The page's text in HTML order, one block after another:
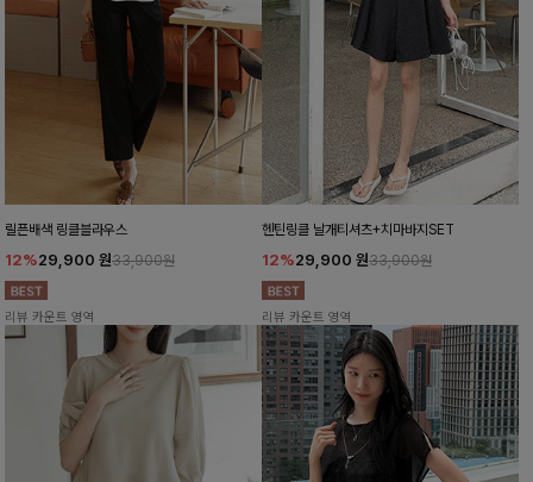
릴픈배색 링클블라우스
12%29,900 원33,900원
리뷰 카운트 영역
헨틴링클 날개티셔츠+치마바지SET
12%29,900 원33,900원
리뷰 카운트 영역